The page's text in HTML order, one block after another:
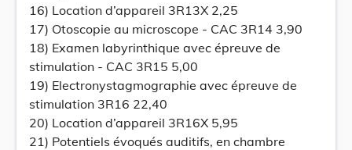
16) Location d’appareil 3R13X 2,25
17) Otoscopie au microscope - CAC 3R14 3,90
18) Examen labyrinthique avec épreuve de
stimulation - CAC 3R15 5,00
19) Electronystagmographie avec épreuve de
stimulation 3R16 22,40
20) Location d’appareil 3R16X 5,95
21) Potentiels évoqués auditifs, en chambre